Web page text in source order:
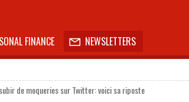
FINANCE  NEWSLETTERS
de moqueries sur Twitter: voici sa riposte